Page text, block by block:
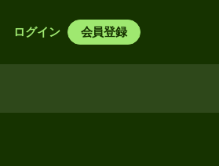
ログイン 会員登録